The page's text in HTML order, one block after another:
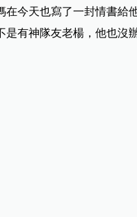
在今天也寫了一封情書給
是有神隊友老楊，他也沒